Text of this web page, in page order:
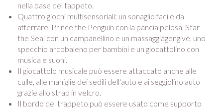
nella base del tappeto.
Quattro giochi multisensoriali: un sonaglio facile da
afferrare, Prince the Penguin con la pancia pelosa, Star
the Seal con un campanellino e un massaggiagengive, uno
specchio arcobaleno per bambini e un giocattolino con
musica e suoni.
Il giocattolo musicale può essere attaccato anche alle
culle, alle maniglie dei sedili dell'auto e ai seggiolino auto
grazie allo strap in velcro.
Il bordo del trappeto può essere usato come supporto